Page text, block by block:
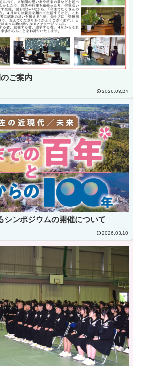
のご案内
2026.03.24
シンポジウムの開催について
2026.03.10